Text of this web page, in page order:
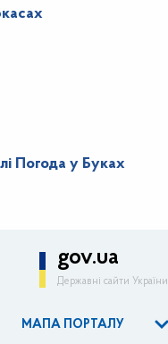
Погода у Буках
gov.ua
Державні сайти України
МАПА ПОРТАЛУ